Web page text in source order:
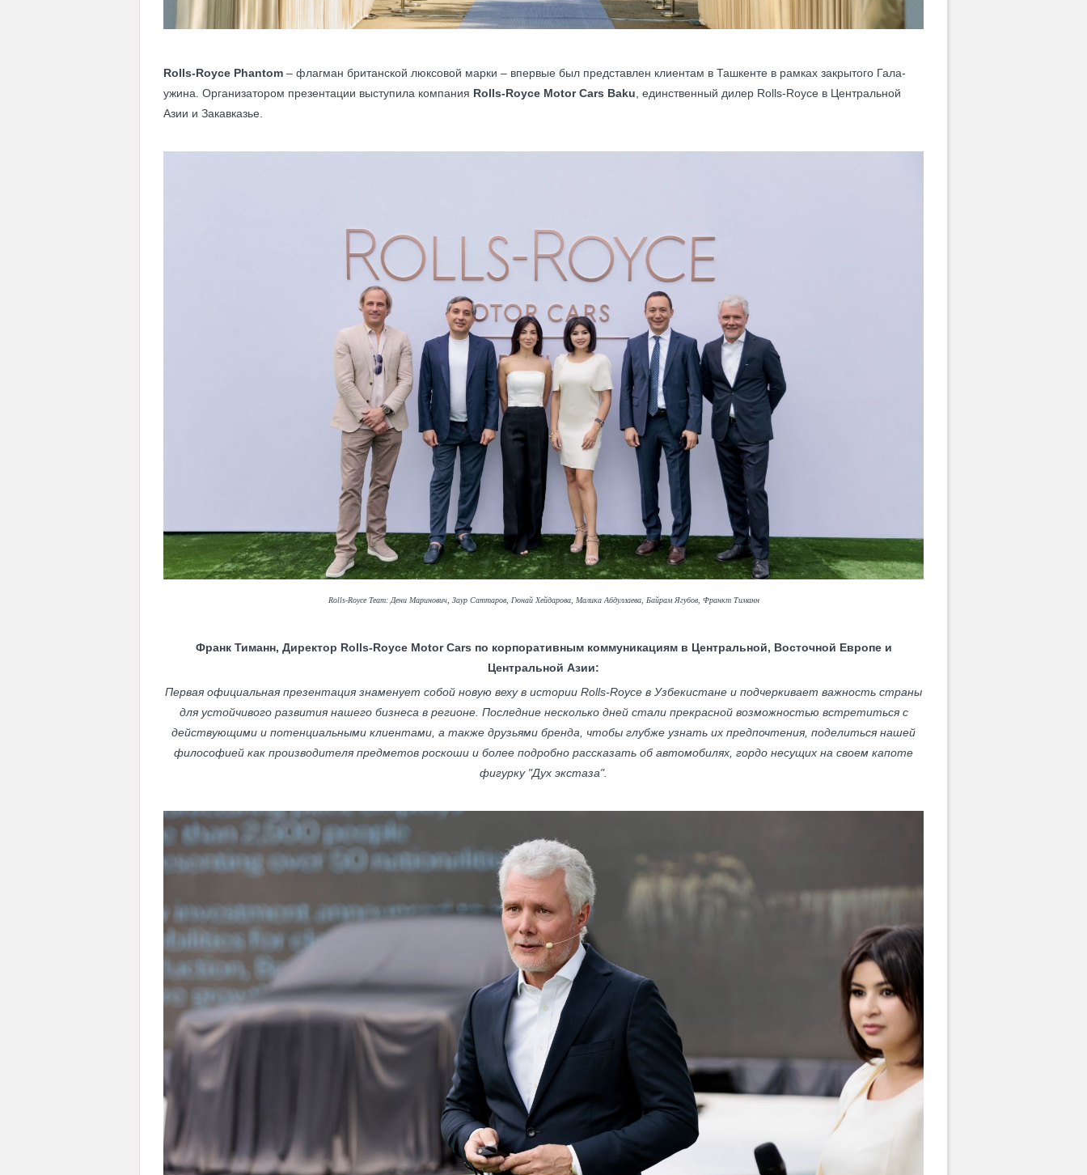
Rolls-Royce Phantom – флагман британской люксовой марки – впервые был представлен клиентам в Ташкенте в рамках закрытого Гала-
ужина. Организатором презентации выступила компания Rolls-Royce Motor Cars Baku , единственный дилер Rolls-Royce в Центральной
Азии и Закавказье.
Rolls-Royce Team: Дени Маринович, Заур Саттаров, Гюнай Хейдарова, Малика Абдуллаева, Байрам Ягубов, Франкт Тиманн
Франк Тиманн, Директор Rolls-Royce Motor Cars по корпоративным коммуникациям в Центральной, Восточной Европе и
Центральной Азии:
Первая официальная презентация знаменует собой новую веху в истории Rolls-Royce в Узбекистане и подчеркивает важность страны
для устойчивого развития нашего бизнеса в регионе. Последние несколько дней стали прекрасной возможностью встретиться с
действующими и потенциальными клиентами, а также друзьями бренда, чтобы глубже узнать их предпочтения, поделиться нашей
философией как производителя предметов роскоши и более подробно рассказать об автомобилях, гордо несущих на своем капоте
фигурку "Дух экстаза".